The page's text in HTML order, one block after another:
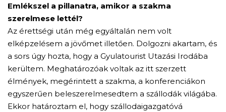
Emlékszel a pillanatra, amikor a szakma
szerelmese lettél?
Az érettségi után még egyáltalán nem volt
elképzelésem a jövőmet illetően. Dolgozni akartam, és
a sors úgy hozta, hogy a Gyulatourist Utazási Irodába
kerültem. Meghatározóak voltak az itt szerzett
élmények, megérintett a szakma, a konferenciákon
egyszerűen beleszerelmesedtem a szállodák világába.
Ekkor határoztam el, hogy szállodaigazgatóvá